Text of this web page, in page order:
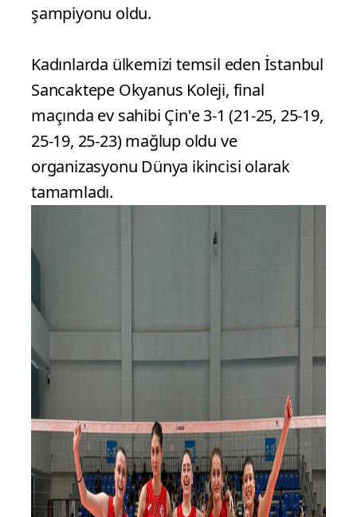
şampiyonu oldu.
Kadınlarda ülkemizi temsil eden İstanbul
Sancaktepe Okyanus Koleji, final
maçında ev sahibi Çin'e 3-1 (21-25, 25-19,
25-19, 25-23) mağlup oldu ve
organizasyonu Dünya ikincisi olarak
tamamladı.